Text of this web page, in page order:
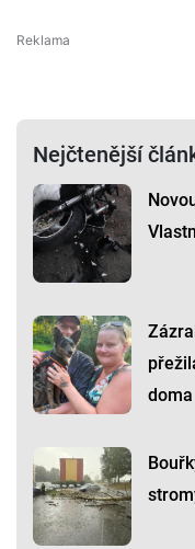
Nejčtenější
doma